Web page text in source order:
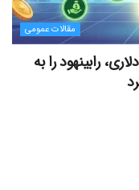
مقالات عمومی
۱۰۰ میلیون دلاری، رابینهود را به